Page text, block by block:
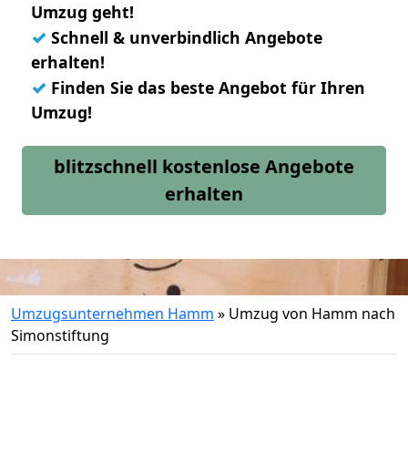
Umzug geht!
✓ Schnell & unverbindlich Angebote
erhalten!
✓ Finden Sie das beste Angebot für Ihren
Umzug!
blitzschnell kostenlose Angebote
erhalten
Umzugsunternehmen Hamm » Umzug von Hamm nach
Simonstiftung